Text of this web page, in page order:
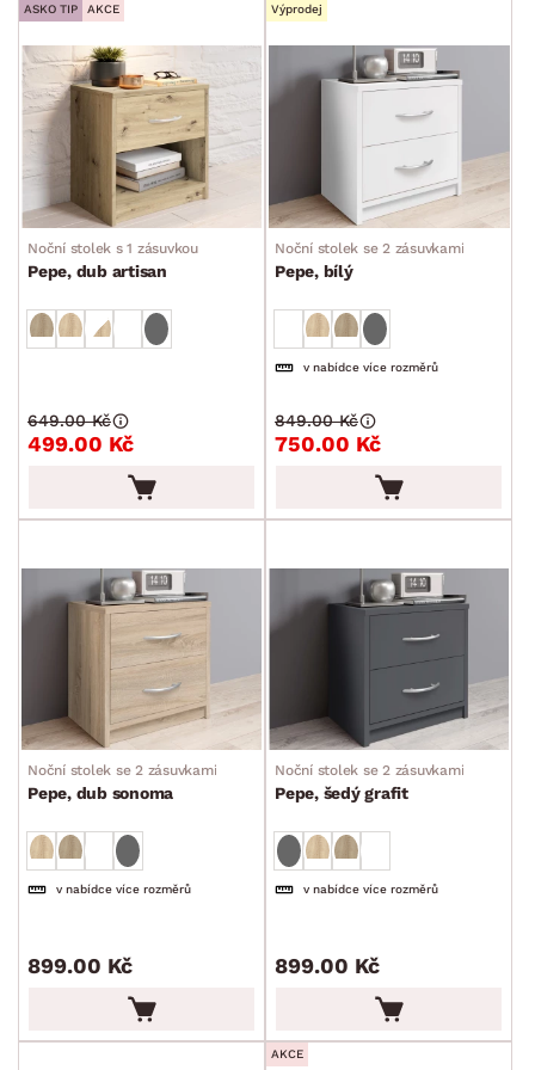
ASKO TIP AKCE
Noční stolek s 1 zásuvkou
Pepe, dub artisan
499.00 Kč
649.00 Kč
Výprodej
Noční stolek se 2 zásuvkami
Pepe, bílý
v nabídce více rozměrů
750.00 Kč
849.00 Kč
Noční stolek se 2 zásuvkami
Pepe, dub sonoma
v nabídce více rozměrů
899.00 Kč
Noční stolek se 2 zásuvkami
Pepe, šedý grafit
v nabídce více rozměrů
899.00 Kč
AKCE